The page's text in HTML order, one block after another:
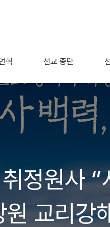
혁 선교 종단
정원사
교리강